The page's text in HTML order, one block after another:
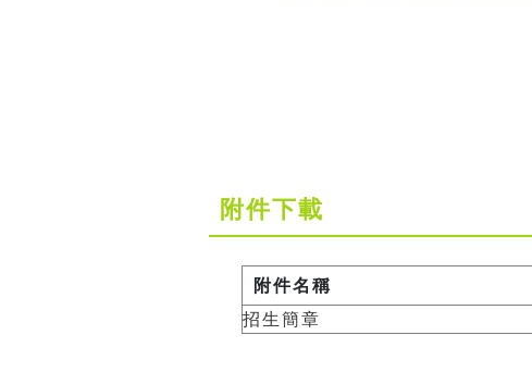
附件下載
附件名稱
招生簡章